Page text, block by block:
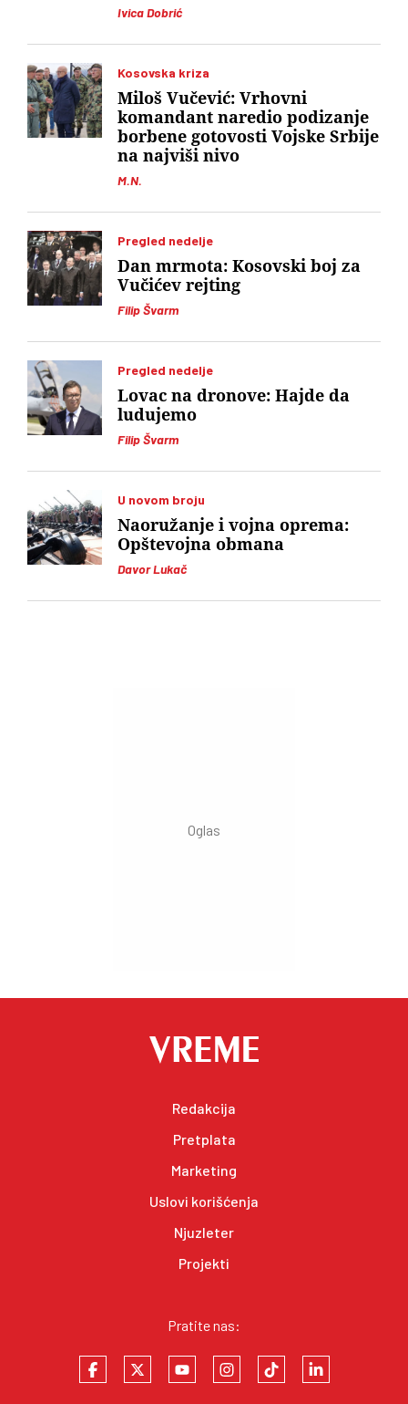
Ivica Dobrić
Kosovska kriza
M.N.
Miloš Vučević: Vrhovni
komandant naredio podizanje
borbene gotovosti Vojske Srbije
na najviši nivo
Pregled nedelje
Filip Švarm
Dan mrmota: Kosovski boj za
Vučićev rejting
Pregled nedelje
Filip Švarm
Lovac na dronove: Hajde da
ludujemo
U novom broju
Davor Lukač
Naoružanje i vojna oprema:
Opštevojna obmana
Redakcija
Pretplata
Marketing
Uslovi korišćenja
Njuzleter
Projekti
Pratite nas: